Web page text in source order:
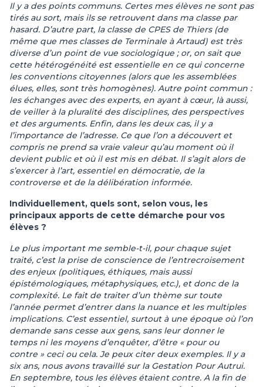
Il y a des points communs. Certes mes élèves ne sont pas
tirés au sort, mais ils se retrouvent dans ma classe par
hasard. D’autre part, la classe de CPES de Thiers (de
même que mes classes de Terminale à Artaud) esttrès
diverse d’un point de vue sociologique ; or, on sait que
cette hétérogénéité est essentielle en ce qui concerne
les conventions citoyennes (alors que les assemblées
élues, elles, sont très homogènes). Autre point commun :
les échanges avec des experts, en ayant à cœur, là aussi,
de veiller à la pluralité des disciplines, des perspectives
et des arguments. Enfin, dans les deux cas, il y a
l’importance de l’adresse. Ce que l’on a découvert et
compris ne prend sa vraie valeur qu’au moment où il
devient public et où il est mis en débat. Il s’agit alors de
s’exercer à l’art, essentiel en démocratie, de la
controverse et de la délibération informée.
Individuellement, quels sont, selon vous, les
principaux apports de cette démarche pour vos
élèves ?
Le plus important me semble-t-il, pour chaque sujet
traité, c’est la prise de conscience de l’entrecroisement
des enjeux (politiques, éthiques, mais aussi
épistémologiques, métaphysiques, etc.), et donc de la
complexité. Le fait de traiter d’un thème sur toute
l’année permet d’entrer dans la nuance et les multiples
implications. C’est essentiel, surtout à une époque où l’on
demande sans cesse aux gens, sans leur donner le
temps ni les moyens d’enquêter, d’être « pour ou
contre » ceci ou cela. Je peux citer deux exemples. Il y a
six ans, nous avons travaillé sur la Gestation Pour Autrui.
En septembre, tous les élèves étaient contre. A la fin de